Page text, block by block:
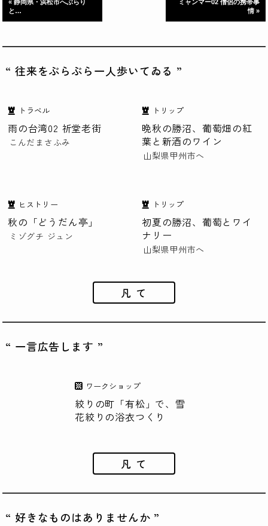
« 静岡県・浜松市へぶらり
と…
ミャンマー02 僧侶の携帯事
情 »
“ 往来をぶらぶら一人歩いてゐる ”
トラベル
雨の台湾02 祈堂老街
こんだまさふみ
トリップ
晩秋の勝沼、葡萄畑の紅
葉と新酒のワイン
山梨県甲州市へ
ヒストリー
秋の「どうだん亭」
ミゾグチ ジュン
トリップ
初夏の勝沼、葡萄とワイ
ナリー
山梨県甲州市へ
凡 て
“ 一言広告します ”
ワークショップ
絞りの町「有松」で、雪
花絞りの浴衣つくり
凡 て
“ 好きなものはありませんか ”